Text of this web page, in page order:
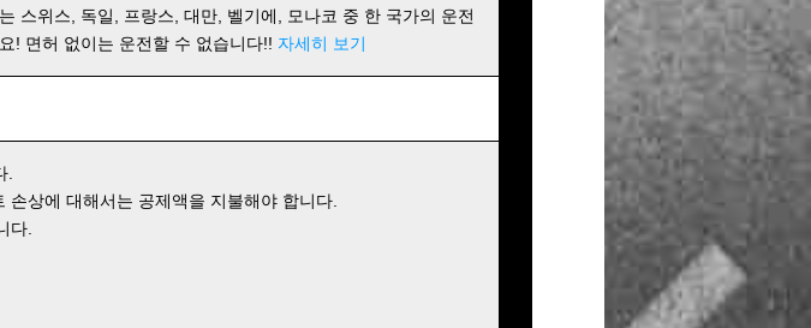
스위스, 독일, 프랑스, 대만, 벨기에, 모나코 중 한 국가의 운전
! 면허 없이는 운전할 수 없습니다!! 자세히 보기
.
상에 대해서는 공제액을 지불해야 합니다.
다.